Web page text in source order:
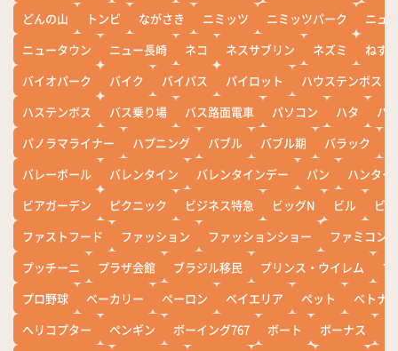
どんの山
トンビ ながさき ニミッツ ニミッツパーク
ニュ
ニュータウン
ニュー長崎 ネコ ネスサブリン ネズミ
ねず
バイオパーク
バイク バイパス パイロット
ハウステンボス
ハステンボス
バス乗り場 バス路面電車 パソコン ハタ
ハ
パノラマライナー
ハプニング バブル バブル期 バラック
バレーボール
バレンタイン バレンタインデー パン
ハンター
ビアガーデン
ピクニック ビジネス特急 ビッグN ビル
ビワ
ファストフード
ファッション ファッションショー
ファミコン
プッチーニ
プラザ会館 ブラジル移民 プリンス・ウイレム
ブ
プロ野球
ベーカリー ペーロン ベイエリア ペット
ベトナ
ヘリコプター
ペンギン ボーイング767 ボート ボーナス